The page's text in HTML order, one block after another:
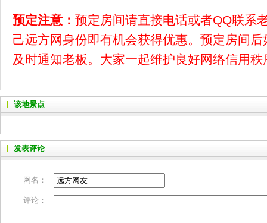
预定注意： 预定房间请直接电话或者QQ联系
己远方网身份即有机会获得优惠。预定房间
及时通知老板。大家一起维护良好网络信用秩
该地景点
发表评论
网名：
评论：